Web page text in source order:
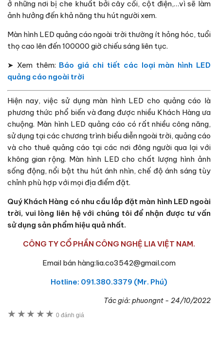
ở những nơi bị che khuất bởi cây cối, cột điện,…vì sẽ làm
ảnh hưởng đến khả năng thu hút người xem.
Màn hình LED quảng cáo ngoài trời thường ít hỏng hóc, tuổi
thọ cao lên đến 100000 giờ chiếu sáng liên tục.
➤ Xem thêm: Báo giá chi tiết các loại màn hình LED
quảng cáo ngoài trời
Hiện nay, việc sử dụng màn hình LED cho quảng cáo là
phương thức phổ biến và đang được nhiều Khách Hàng ưa
chuộng. Màn hình LED quảng cáo có rất nhiều công năng,
sử dụng tại các chương trình biểu diễn ngoài trời, quảng cáo
và cho thuê quảng cáo tại các nơi đông người qua lại với
không gian rộng. Màn hình LED cho chất lượng hình ảnh
sống động, nổi bật thu hút ánh nhìn, chế độ ánh sáng tùy
chỉnh phù hợp với mọi địa điểm đặt.
Quý Khách Hàng có nhu cầu lắp đặt màn hình LED ngoài
trời, vui lòng liên hệ với chúng tôi để nhận được tư vấn
sử dụng sản phẩm hiệu quả nhất.
CÔNG TY CỔ PHẦN CÔNG NGHỆ LIA VIỆT NAM.
Email bán hàng:lia.co3542@gmail.com
Hotline: 091.380.3379 (Mr. Phú)
Tác giả:phuongnt - 24/10/2022
★ ★ ★ ★ ★ 0 đánh giá